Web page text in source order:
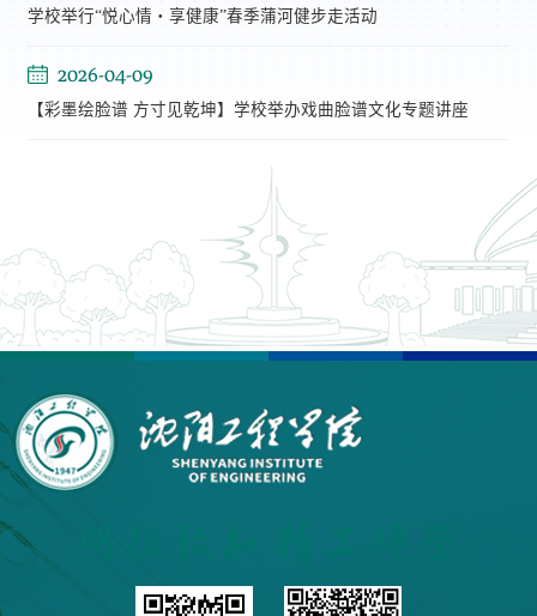
学校举行“悦心情・享健康”春季蒲河健步走活动
2026-04-09
【彩墨绘脸谱 方寸见乾坤】学校举办戏曲脸谱文化专题讲座